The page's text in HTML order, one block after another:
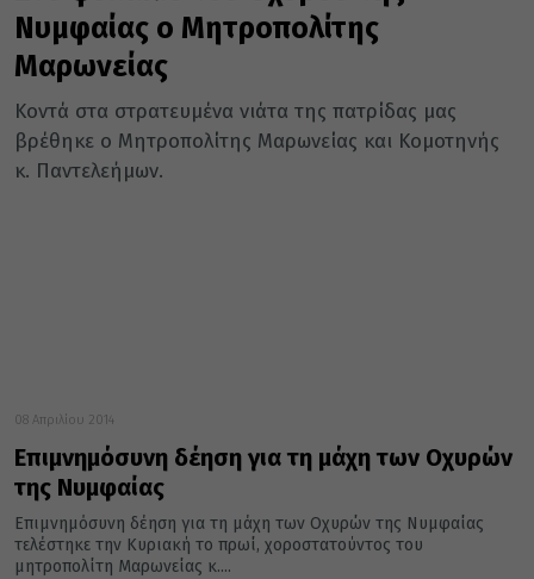
Νυμφαίας ο Μητροπολίτης
Μαρωνείας
Κοντά στα στρατευμένα νιάτα της πατρίδας μας
βρέθηκε ο Μητροπολίτης Μαρωνείας και Κομοτηνής
κ. Παντελεήμων.
08 Απριλίου 2014
Επιμνημόσυνη δέηση για τη μάχη των Οχυρών
της Νυμφαίας
Επιμνημόσυνη δέηση για τη μάχη των Οχυρών της Νυμφαίας
τελέστηκε την Κυριακή το πρωί, χοροστατούντος του
μητροπολίτη Μαρωνείας κ....